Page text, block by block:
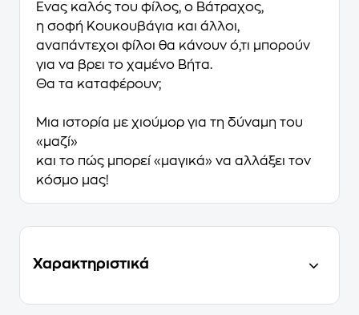
Ένας καλός του φίλος, ο Βάτραχος,
η σοφή Κουκουβάγια και άλλοι,
αναπάντεχοι φίλοι θα κάνουν ό,τι μπορούν
για να βρει το χαμένο Βήτα.
Θα τα καταφέρουν;
Μια ιστορία με χιούμορ για τη δύναμη του
«μαζί»
και το πώς μπορεί «μαγικά» να αλλάξει τον
κόσμο μας!
Χαρακτηριστικά